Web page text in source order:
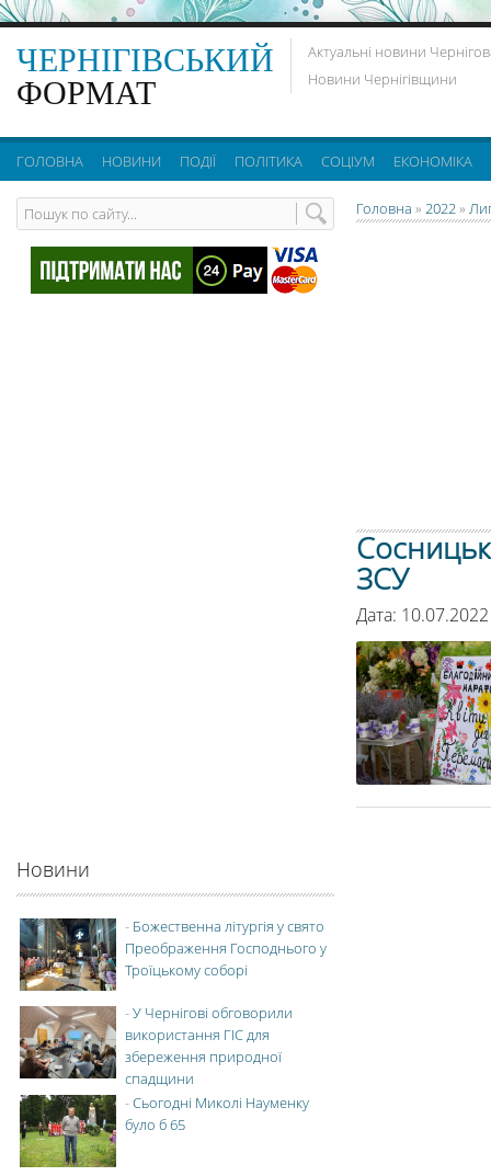
ЧЕРНІГІВСЬКИЙ
ФОРМАТ
Актуальні новини
Новини Чернігівщини
ГОЛОВНА НОВИНИ ПОДІЇ ПОЛІТИКА СОЦІУМ ЕКОНОМІКА
Головна » 2022»
ЗСУ
Дата:
Новини
- Божественна літургія у свято
Преображення Господнього у
Троїцькому соборі
-У Чернігові обговорили
використання ГІС для
збереження природної
спадщини
-Сьогодні Миколі Науменку
було б 65